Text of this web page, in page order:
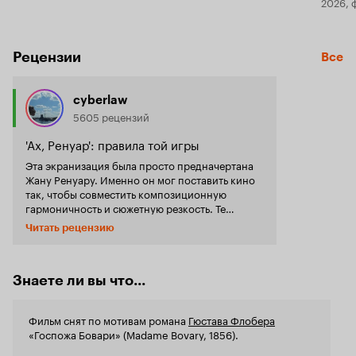
Рецензии Все
cyberlaw
5605 рецензий
'Ах, Ренуар': правила той игры
Эта экранизация была просто предначертана
Жану Ренуару. Именно он мог поставить кино
так, чтобы совместить композиционную
гармоничность и сюжетную резкость. Те
виртуозные комбинации, которые он
закручивал были связаны с визуальной
устойчивым и сплоченным обществом,
ужасное происходит как само собой
разумеющееся. Так было в 'Преступлении
Читать рецензию
Знаете ли вы что...
Фильм снят по мотивам романа Гюстава Флобера
«Госпожа Бовари» (Madame Bovary, 1856).